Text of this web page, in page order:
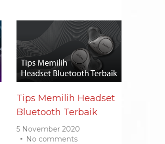
Tips Memilih Headset
Bluetooth Terbaik
5 November 2020
No comments